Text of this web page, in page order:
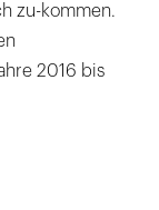
zu-kommen.
2016 bis